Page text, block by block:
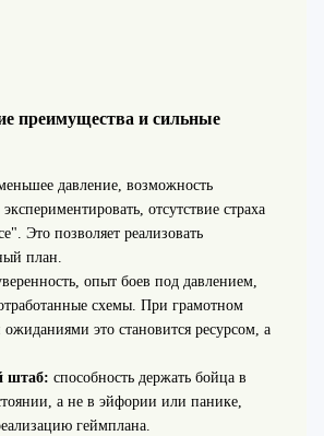
преимущества и сильные
давление, возможность
отсутствие страха
Это позволяет реализовать
план.
опыт боев под давлением,
схемы. При грамотном
это становится ресурсом, а
штаб: способность держать бойца в
а не в эйфории или панике,
геймплана.